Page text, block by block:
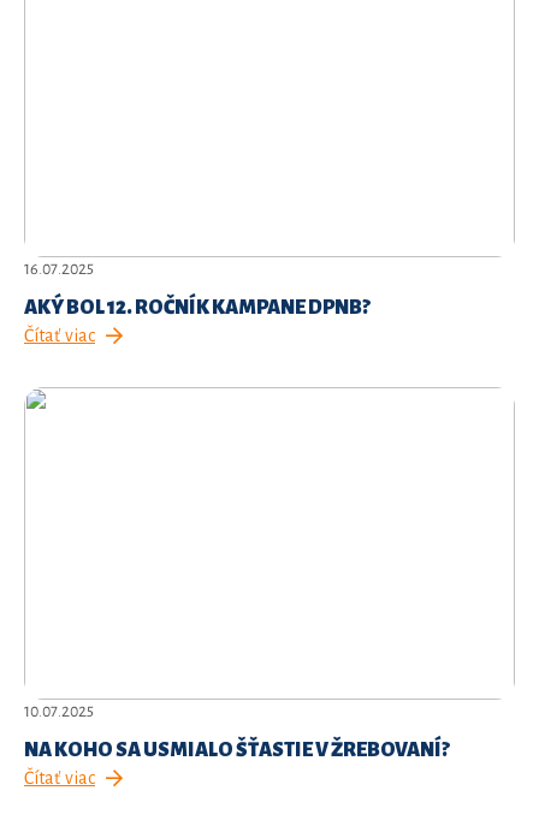
16.07.2025
AKÝ BOL 12. ROČNÍK KAMPANE DPNB?
Čítať viac
10.07.2025
NA KOHO SA USMIALO ŠŤASTIE V ŽREBOVANÍ?
Čítať viac